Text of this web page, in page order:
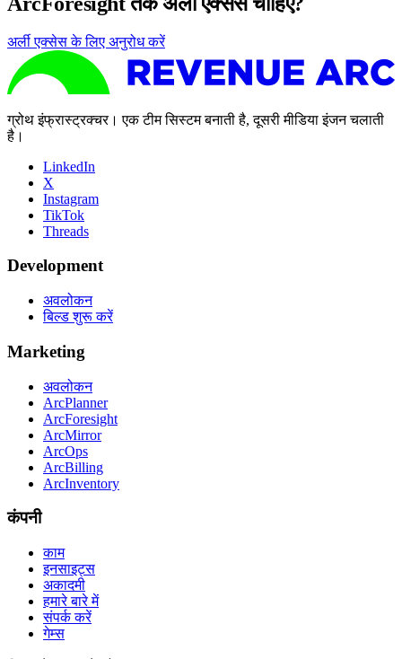
अर्ली एक्सेस के लिए अनुरोध करें
ग्रोथ इंफ्रास्ट्रक्चर। एक टीम सिस्टम बनाती है, दूसरी मीडिया इंजन चलाती
है।
LinkedIn
X
Instagram
TikTok
Threads
Development
अवलोकन
बिल्ड शुरू करें
Marketing
अवलोकन
ArcPlanner
ArcForesight
ArcMirror
ArcOps
ArcBilling
ArcInventory
कंपनी
काम
इनसाइट्स
अकादमी
हमारे बारे में
संपर्क करें
गेम्स